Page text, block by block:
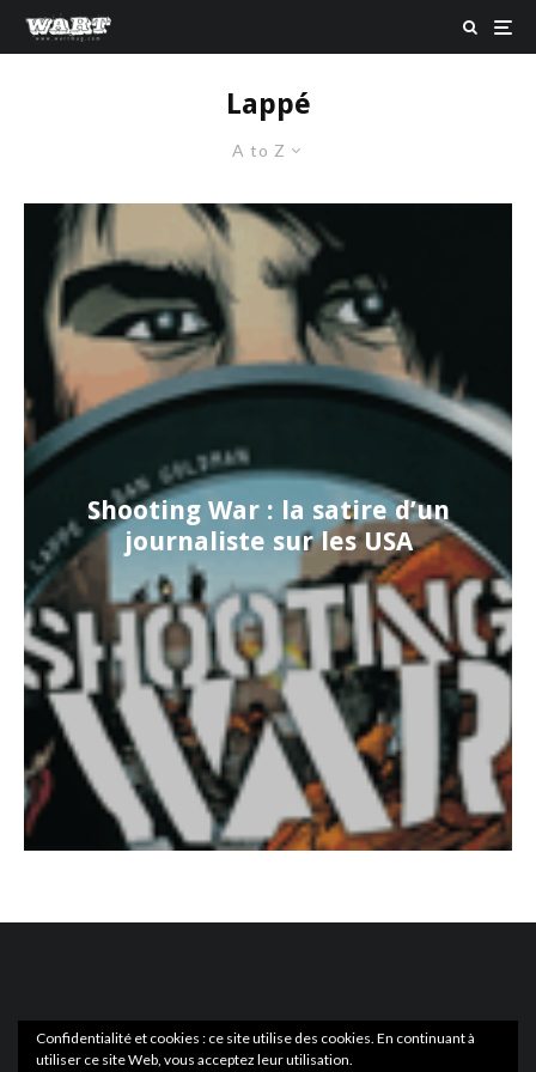
Lappé
A to Z
Shooting War : la satire d’un
journaliste sur les USA
Confidentialité et cookies : ce site utilise des cookies. En continuant à
utiliser ce site Web, vous acceptez leur utilisation.